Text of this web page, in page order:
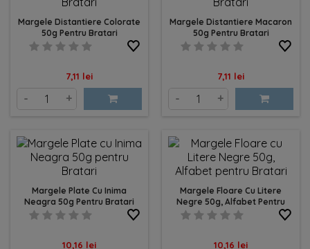
Margele Distantiere Colorate
50g Pentru Bratari
Pret
7,11 lei
- +
Margele Distantiere Macaron
50g Pentru Bratari
Pret
7,11 lei
- +
Margele Plate Cu Inima
Neagra 50g Pentru Bratari
Pret
10,16 lei
Margele Floare Cu Litere
Negre 50g, Alfabet Pentru
Bratari
Pret
10,16 lei